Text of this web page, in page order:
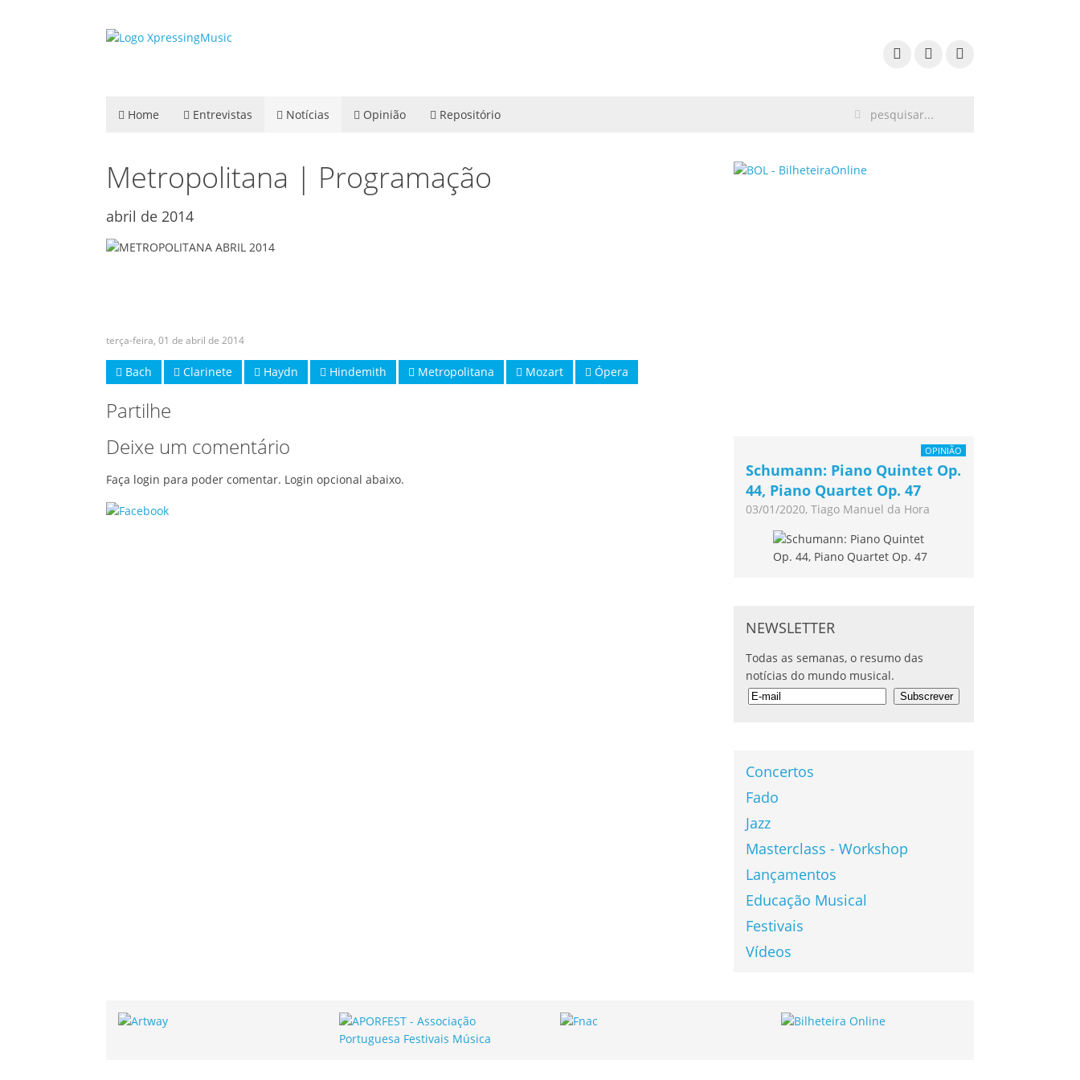
Home Entrevistas Notícias Opinião Repositório
Metropolitana | Programação
abril de 2014
terça-feira, 01 de abril de 2014
Bach Clarinete Haydn Hindemith Metropolitana Mozart Ópera
Partilhe
Deixe um comentário
Faça login para poder comentar. Login opcional abaixo.
OPINIÃO
Schumann: Piano Quintet Op.
44, Piano Quartet Op. 47
03/01/2020, Tiago Manuel da Hora
NEWSLETTER
Todas as semanas, o resumo das
notícias do mundo musical.
Concertos
Fado
Jazz
Masterclass - Workshop
Lançamentos
Educação Musical
Festivais
Vídeos